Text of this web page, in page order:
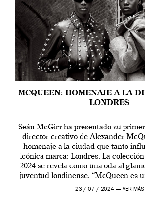
MCQUEEN: HOMENAJE A LA
LONDRES
Seán McGirr ha presentado su
director creativo de Alexander
homenaje a la ciudad que tanto
icónica marca: Londres. La
2024 se revela como una oda al
juventud londinense. “McQueen es
en Londres y siempre
23 / 07 / 2024 — VER MÁS